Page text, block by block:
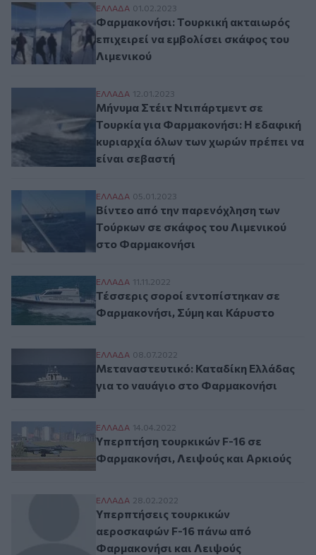
Φαρμακονήσι: Τουρκική ακταιωρός
ΕΛΛAΔΑ 01.02.2023
Φαρμακονήσι: Τουρκική ακταιωρός
επιχειρεί να εμβολίσει σκάφος του
Λιμενικού
Μήνυμα Στέιτ Ντιπάρτμεντ σε Τουρκία
ΕΛΛAΔΑ 12.01.2023
Μήνυμα Στέιτ Ντιπάρτμεντ σε
Τουρκία για Φαρμακονήσι: Η εδαφική
κυριαρχία όλων των χωρών πρέπει να
είναι σεβαστή
Βίντεο από την παρενόχληση των
ΕΛΛAΔΑ 05.01.2023
Βίντεο από την παρενόχληση των
Τούρκων σε σκάφος του Λιμενικού
στο Φαρμακονήσι
Τέσσερις σοροί εντοπίστηκαν σε
ΕΛΛAΔΑ 11.11.2022
Τέσσερις σοροί εντοπίστηκαν σε
Φαρμακονήσι, Σύμη και Κάρυστο
Μεταναστευτικό: Καταδίκη Ελλάδας για
ΕΛΛAΔΑ 08.07.2022
Μεταναστευτικό: Καταδίκη Ελλάδας
για το ναυάγιο στο Φαρμακονήσι
Υπερπτήση τουρκικών F-16 σε
ΕΛΛAΔΑ 14.04.2022
Υπερπτήση τουρκικών F-16 σε
Φαρμακονήσι, Λειψούς και Αρκιούς
Υπερπτήσεις τουρκικών αεροσκαφών F-
ΕΛΛAΔΑ 28.02.2022
Υπερπτήσεις τουρκικών
αεροσκαφών F-16 πάνω από
Φαρμακονήσι και Λειψούς